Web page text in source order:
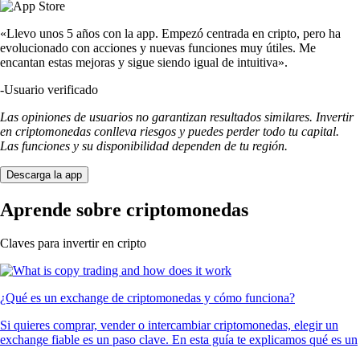
«Llevo unos 5 años con la app. Empezó centrada en cripto, pero ha
evolucionado con acciones y nuevas funciones muy útiles. Me
encantan estas mejoras y sigue siendo igual de intuitiva».
-Usuario verificado
Las opiniones de usuarios no garantizan resultados similares. Invertir
en criptomonedas conlleva riesgos y puedes perder todo tu capital.
Las funciones y su disponibilidad dependen de tu región.
Descarga la app
Aprende sobre criptomonedas
Claves para invertir en cripto
¿Qué es un exchange de criptomonedas y cómo funciona?
Si quieres comprar, vender o intercambiar criptomonedas, elegir un
exchange fiable es un paso clave. En esta guía te explicamos qué es un